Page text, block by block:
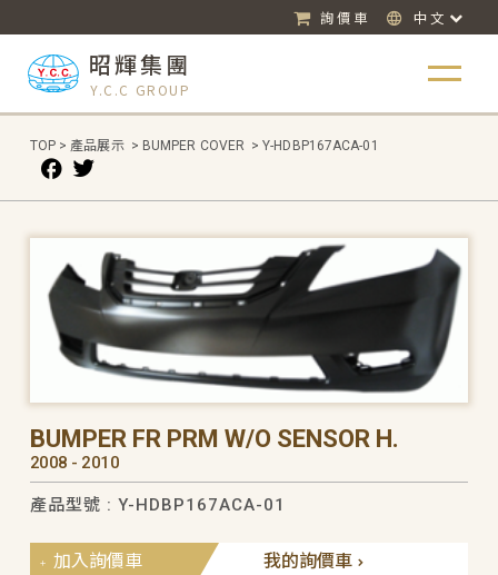
詢價車 中文
昭輝集團
Y.C.C GROUP
TOP > 產品展示 > BUMPER COVER > Y-HDBP167ACA-01
BUMPER FR PRM W/O SENSOR H.
2008 - 2010
產品型號 : Y-HDBP167ACA-01
我的詢價車
加入詢價車